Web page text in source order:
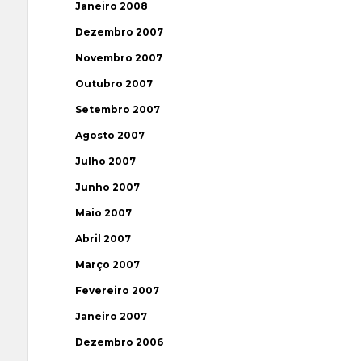
Janeiro 2008
Dezembro 2007
Novembro 2007
Outubro 2007
Setembro 2007
Agosto 2007
Julho 2007
Junho 2007
Maio 2007
Abril 2007
Março 2007
Fevereiro 2007
Janeiro 2007
Dezembro 2006